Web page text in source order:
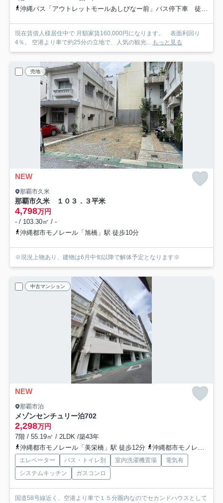
沖縄バス「アウトレットモールあしびなー前」バス停下車 徒歩4分
現在賃借人様居住中で 月額家賃160,000円になります。 表面利回り
4％。 空港より車で約25分の立地で、人気の観光... もっと見る
売地
NEW
那覇市久米
那覇市久米 １０３．３平米
4,798万円
- / 103.30㎡ / -
沖縄都市モノレール「旭橋」駅 徒歩10分
※現況上物あり、建物は6月中旬以降で解体予定となります※
中古マンション
NEW
那覇市泊
メゾンセンチュリー泊702
2,298万円
7階 / 55.19㎡ / 2LDK /築43年
沖縄都市モノレール「美栄橋」駅 徒歩12分
沖縄都市モノレール「牧志」駅 徒歩17分
エレベーター バス・トイレ別 室内洗濯機置場
電気有
システムキッチン
ガスコンロ
国道58号線近く、空港より車で１５分圏内なのでセカンドハウスとして